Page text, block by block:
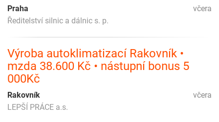
včera
Praha
Ředitelství silnic a dálnic s. p.
Výroba autoklimatizací Rakovník •
mzda 38.600 Kč • nástupní bonus 5
000Kč
včera
Rakovník
LEPŠÍ PRÁCE a.s.